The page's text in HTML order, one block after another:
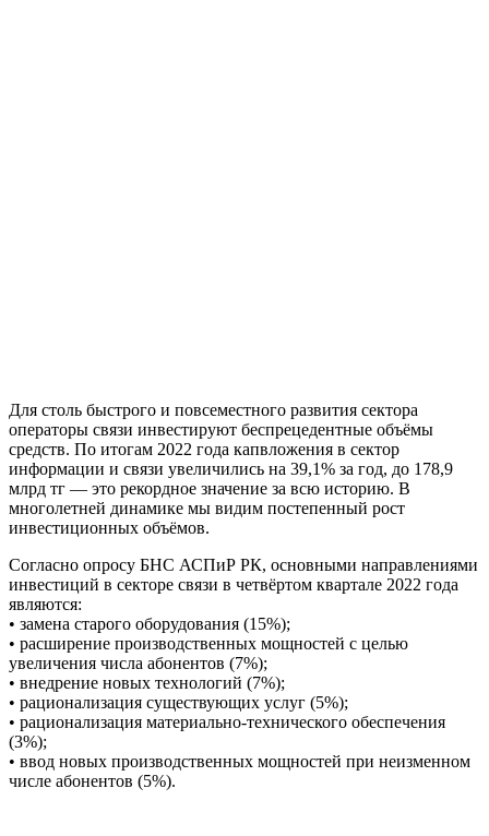
Для столь быстрого и повсеместного развития сектора
операторы связи инвестируют беспрецедентные объёмы
средств. По итогам 2022 года капвложения в сектор
информации и связи увеличились на 39,1% за год, до 178,9
млрд тг — это рекордное значение за всю историю. В
многолетней динамике мы видим постепенный рост
инвестиционных объёмов.
Согласно опросу БНС АСПиР РК, основными направлениями
инвестиций в секторе связи в четвёртом квартале 2022 года
являются:
• замена старого оборудования (15%);
• расширение производственных мощностей с целью
увеличения числа абонентов (7%);
• внедрение новых технологий (7%);
• рационализация существующих услуг (5%);
• рационализация материально-технического обеспечения
(3%);
• ввод новых производственных мощностей при неизменном
числе абонентов (5%).